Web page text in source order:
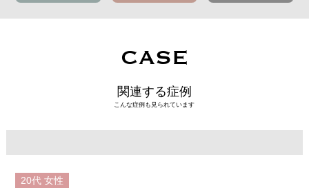
CASE
関連する症例
こんな症例も見られています
20代 女性